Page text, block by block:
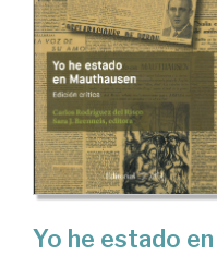
Yo he estado